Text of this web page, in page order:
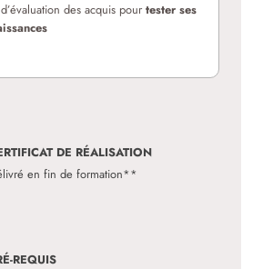
des acquis pour tester ses
DE RÉALISATION
en fin de formation**
REQUIS